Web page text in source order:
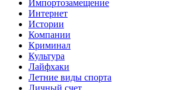
Импортозамещение
Интернет
Истории
Компании
Криминал
Культура
Лайфхаки
Летние виды спорта
Личный счет